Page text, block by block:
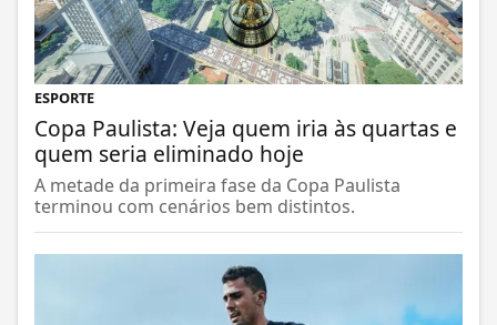
ESPORTE
Copa Paulista: Veja quem iria às quartas e
quem seria eliminado hoje
A metade da primeira fase da Copa Paulista
terminou com cenários bem distintos.